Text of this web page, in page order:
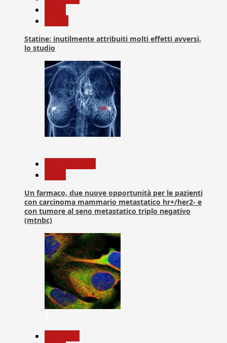
Statine: inutilmente attribuiti molti effetti avversi,
lo studio
Un farmaco, due nuove opportunità per le pazienti
con carcinoma mammario metastatico hr+/her2- e
con tumore al seno metastatico triplo negativo
(mtnbc)